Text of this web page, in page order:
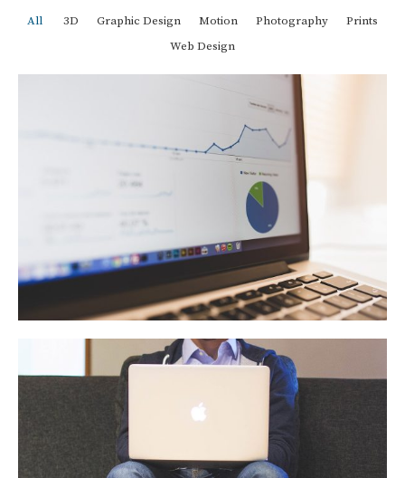
All 3D Graphic Design Motion Photography
Prints
Web Design